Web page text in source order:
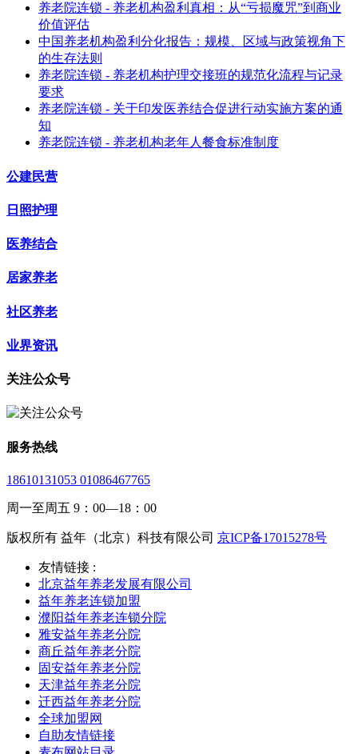
养老院连锁 - 养老机构盈利真相：从“亏损魔咒”到商业
价值评估
中国养老机构盈利分化报告：规模、区域与政策视角下
的生存法则
养老院连锁 - 养老机构护理交接班的规范化流程与记录
要求
养老院连锁 - 关于印发医养结合促进行动实施方案的通
知
养老院连锁 - 养老机构老年人餐食标准制度
公建民营
日照护理
医养结合
居家养老
社区养老
业界资讯
关注公众号
服务热线
18610131053 01086467765
周一至周五 9：00—18：00
版权所有 益年（北京）科技有限公司 京ICP备17015278号
友情链接 :
北京益年养老发展有限公司
益年养老连锁加盟
濮阳益年养老连锁分院
雅安益年养老分院
商丘益年养老分院
固安益年养老分院
天津益年养老分院
迁西益年养老分院
全球加盟网
自助友情链接